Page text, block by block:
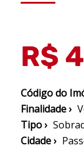
R$
Código do
Finalidade ›
Tipo ›
Cidade ›